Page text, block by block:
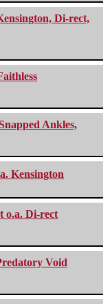
Di-rect,
Ankles,
Kensington
o.a. Di-rect
Void